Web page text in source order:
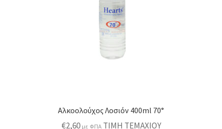
Αλκοολούχος Λοσιόν 400ml 70°
€2,60 με ΦΠΑ ΤΙΜΗ ΤΕΜΑΧΙΟΥ